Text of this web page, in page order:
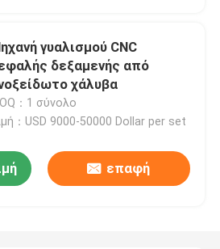
γυαλισμού CNC
δεξαμενής από
χάλυβα
：1 σύνολο
：USD 9000-50000 Dollar per set
επαφή